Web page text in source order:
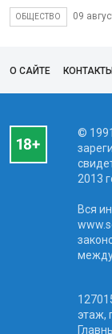
ОБЩЕСТВО 09
О САЙТЕ
©
2013
Вся
этаж,